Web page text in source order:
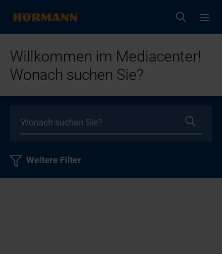
Willkommen im Mediacenter!
Wonach suchen Sie?
Weitere Filter